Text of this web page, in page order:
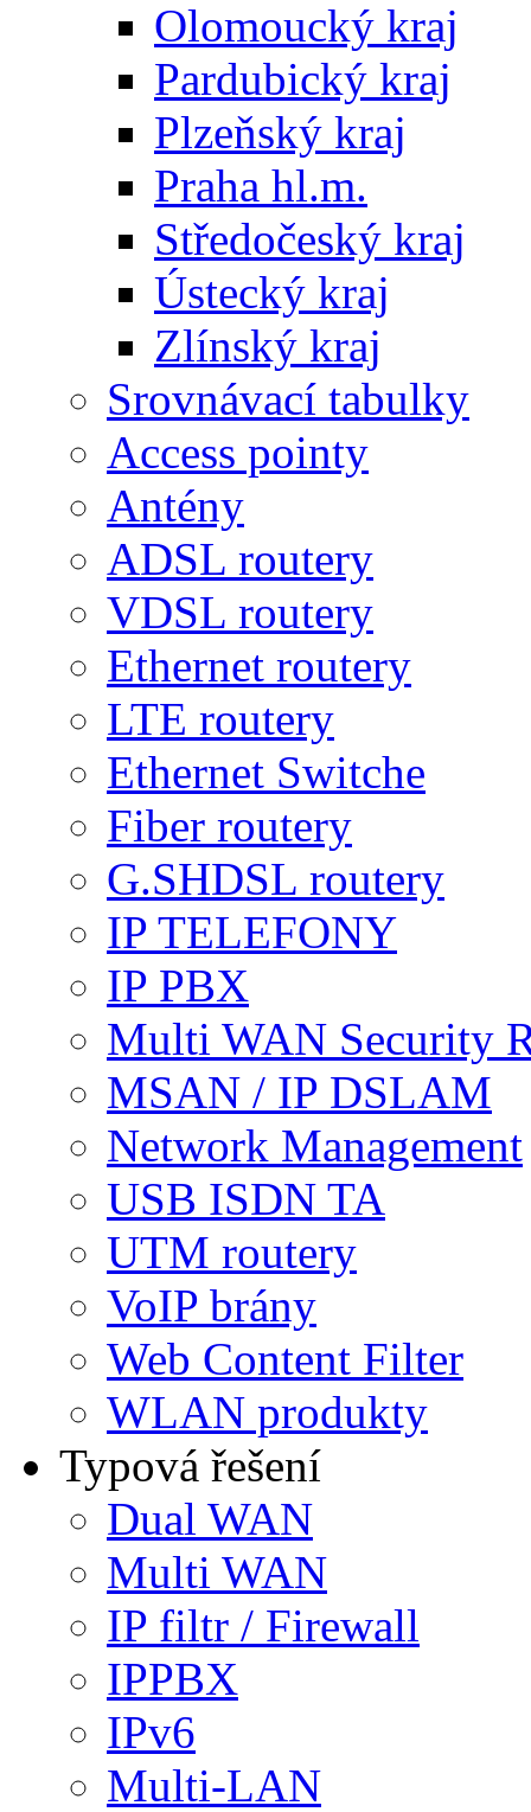
Olomoucký kraj
Pardubický kraj
Plzeňský kraj
Praha hl.m.
Středočeský kraj
Ústecký kraj
Zlínský kraj
Srovnávací tabulky
Access pointy
Antény
ADSL routery
VDSL routery
Ethernet routery
LTE routery
Ethernet Switche
Fiber routery
G.SHDSL routery
IP TELEFONY
IP PBX
Multi WAN Security
MSAN / IP DSLAM
Network Management
USB ISDN TA
UTM routery
VoIP brány
Web Content Filter
WLAN produkty
Typová řešení
Dual WAN
Multi WAN
IP filtr / Firewall
IPPBX
IPv6
Multi-LAN